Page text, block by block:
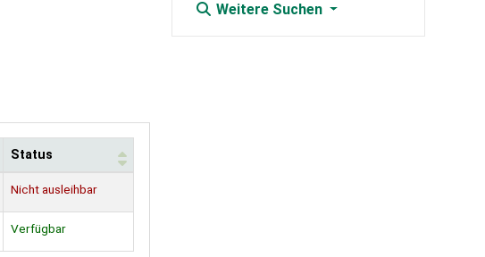
Status
Nicht ausleihbar
Verfügbar
Weitere Suchen